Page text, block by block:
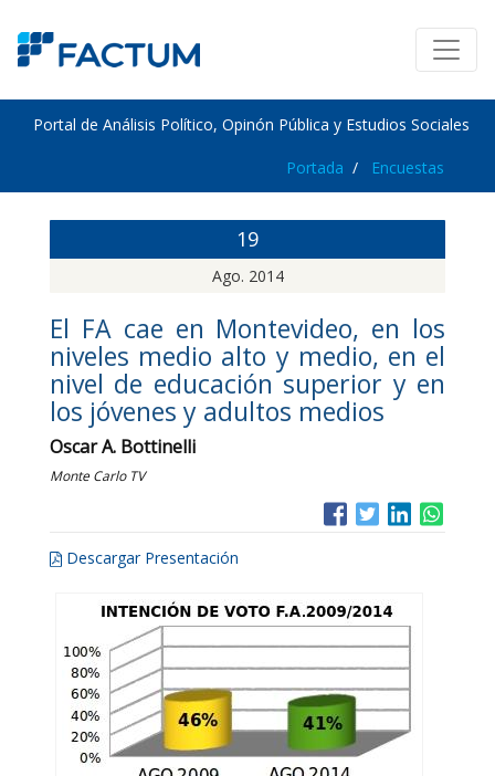
Portal de Análisis Político, Opinón Pública y Estudios Sociales
Portada Encuestas
19
Ago. 2014
El FA cae en Montevideo, en los
niveles medio alto y medio, en el
nivel de educación superior y en
los jóvenes y adultos medios
Oscar A. Bottinelli
Monte Carlo TV
Descargar Presentación